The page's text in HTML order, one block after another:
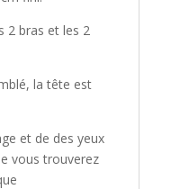
2 bras et les 2
la tête est
et de des yeux
vous trouverez